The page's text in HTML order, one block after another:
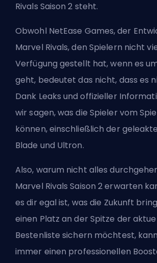
Rivals Saison 2 steht.
Obwohl NetEase Games, der
Marvel Rivals, den Spielern nicht
Verfügung gestellt hat, wenn es
geht, bedeutet das nicht, dass es
Dank Leaks und offizieller
wir sagen, was die Spieler vom
können, einschließlich der
Blade und Ultron.
Also, warum nicht alles
Marvel Rivals Saison 2 erwarten
es dir egal ist, was die Zukunft
einen Platz an der Spitze der
Bestenliste sichern möchtest,
immer einen professionellen